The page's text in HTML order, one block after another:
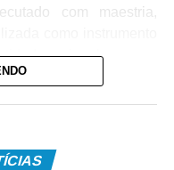
com maestria,
regional.
é consolidada como